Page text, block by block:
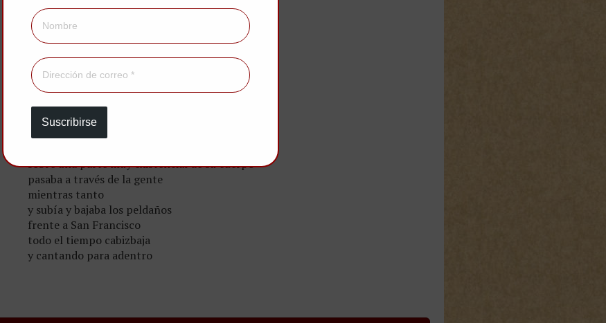
y mientras los mirones seguían mirando
a San Francisco
con sus brazos extendidos
hacia los pájaros que no estaban allí
una muy alta y muy desnuda
joven virgen
con una muy larga y muy lisa
melena
y llevando sólo un pequeñísimo
sobre una parte muy existencial de su cuerpo
pasaba a través de la gente
mientras tanto
y subía y bajaba los peldaños
frente a San Francisco
todo el tiempo cabizbaja
y cantando para adentro
Suscribirse